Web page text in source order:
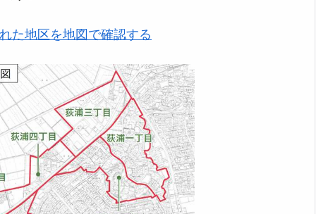
た地区を地図で確認する